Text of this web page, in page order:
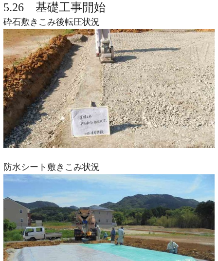
5.26 基礎工事開始
砕石敷きこみ後転圧状況
防水シート敷きこみ状況